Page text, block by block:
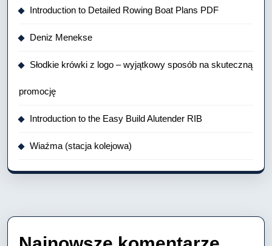
Introduction to Detailed Rowing Boat Plans PDF
Deniz Menekse
Słodkie krówki z logo – wyjątkowy sposób na skuteczną
promocję
Introduction to the Easy Build Alutender RIB
Wiaźma (stacja kolejowa)